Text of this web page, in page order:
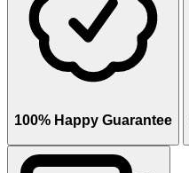
100% Happy Guarantee